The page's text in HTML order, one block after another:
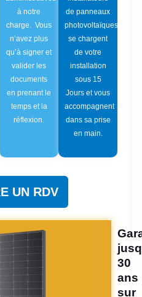
à notre
charge. Vous
n’avez plus
qu’à signer et
valider les
documents
en prenant le
temps et la
réflexion.
de panneaux
photovoltaïques
se chargent
de votre
installation
sous 15
Jours et vous
accompagnent
dans sa prise
en main.
UN RDV
30
ans
sur